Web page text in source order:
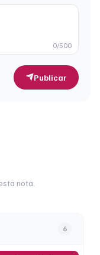
0/500
Publicar
nota.
6